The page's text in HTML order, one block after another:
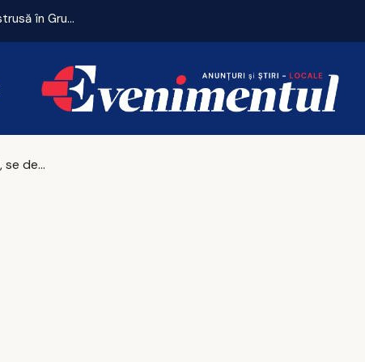
Remiză cu emoții pentru Universitatea Craiova. CFR Cluij, distrusă în Gruia!
În week-end, se deschide ștrandul!